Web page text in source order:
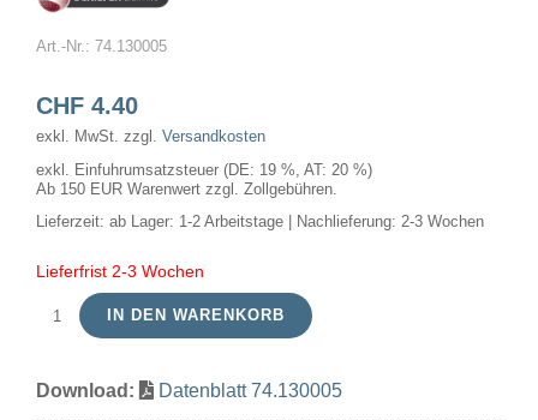
Art.-Nr.: 74.130005
CHF4.40
exkl. MwSt. zzgl. Versandkosten
exkl. Einfuhrumsatzsteuer (DE: 19 %, AT: 20 %)
Ab 150 EUR Warenwert zzgl. Zollgebühren.
Lieferzeit: ab Lager: 1-2 Arbeitstage | Nachlieferung: 2-3 Wochen
Lieferfrist 2-3 Wochen
Röhrenlampe
5W
IN DEN WARENKORB
Download: Datenblatt 74.130005